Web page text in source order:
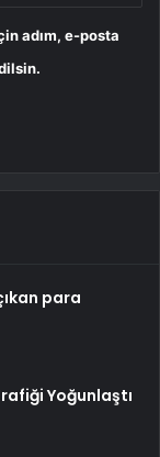
adım, e-posta
para
Yoğunlaştı